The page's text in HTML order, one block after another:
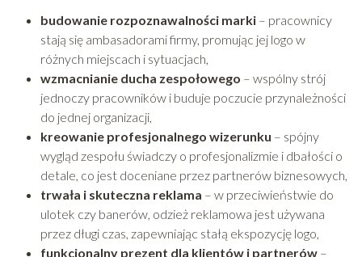
budowanie rozpoznawalności marki– pracownicy
stają się ambasadorami firmy, promując jej logo w
różnych miejscach i sytuacjach,
wzmacnianie ducha zespołowego – wspólny strój
jednoczy pracowników i buduje poczucie przynależności
do jednej organizacji,
kreowanie profesjonalnego wizerunku – spójny
wygląd zespołu świadczy o profesjonalizmie i dbałości o
detale, co jest doceniane przez partnerów biznesowych,
trwała i skuteczna reklama – w przeciwieństwie do
ulotek czy banerów, odzież reklamowa jest używana
przez długi czas, zapewniając stałą ekspozycję logo,
funkcjonalny prezent dla klientów i partnerów–